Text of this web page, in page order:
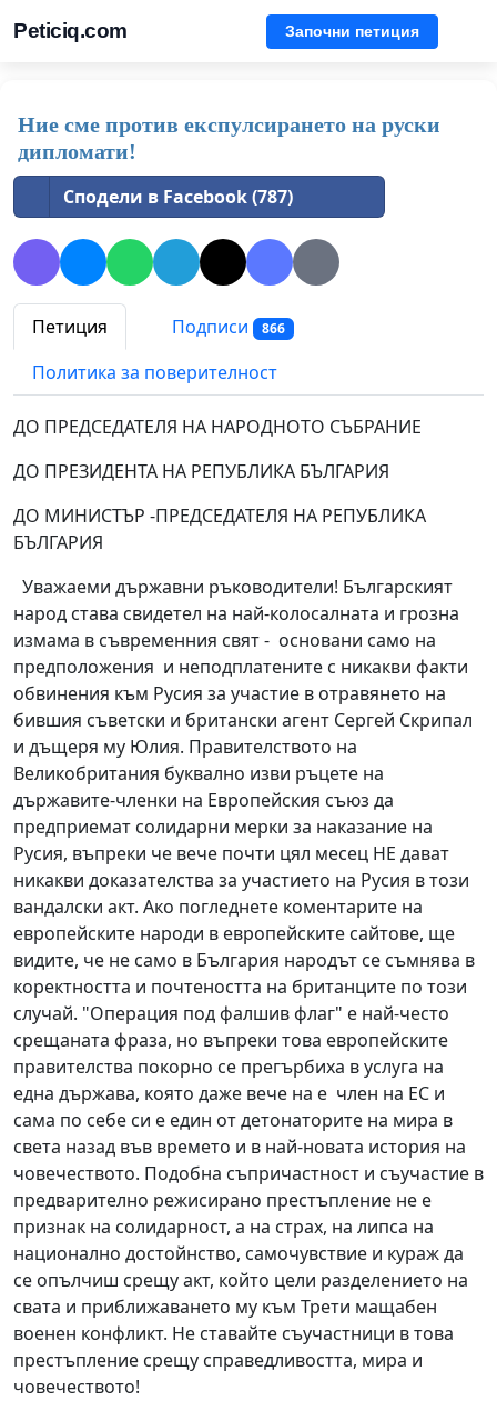
Peticiq.com Започни петиция
Ние сме против експулсирането на руски
дипломати!
Сподели в Facebook (787)
Петиция Подписи 866
Политика за поверителност
ДО ПРЕДСЕДАТЕЛЯ НА НАРОДНОТО СЪБРАНИЕ
ДО ПРЕЗИДЕНТА НА РЕПУБЛИКА БЪЛГАРИЯ
ДО МИНИСТЪР -ПРЕДСЕДАТЕЛЯ НА РЕПУБЛИКА
БЪЛГАРИЯ
Уважаеми държавни ръководители! Българският
народ става свидетел на най-колосалната и грозна
измама в съвременния свят - основани само на
предположения и неподплатените с никакви факти
обвинения към Русия за участие в отравянето на
бившия съветски и британски агент Сергей Скрипал
и дъщеря му Юлия. Правителството на
Великобритания буквално изви ръцете на
държавите-членки на Европейския съюз да
предприемат солидарни мерки за наказание на
Русия, въпреки че вече почти цял месец НЕ дават
никакви доказателства за участието на Русия в този
вандалски акт. Ако погледнете коментарите на
европейските народи в европейските сайтове, ще
видите, че не само в България народът се съмнява в
коректността и почтеността на британците по този
случай. "Операция под фалшив флаг" е най-често
срещаната фраза, но въпреки това европейските
правителства покорно се прегърбиха в услуга на
една държава, която даже вече на е член на ЕС и
сама по себе си е един от детонаторите на мира в
света назад във времето и в най-новата история на
човечеството. Подобна съпричастност и съучастие в
предварително режисирано престъпление не е
признак на солидарност, а на страх, на липса на
национално достойнство, самочувствие и кураж да
се опълчиш срещу акт, който цели разделението на
свата и приближаването му към Трети мащабен
военен конфликт. Не ставайте съучастници в това
престъпление срещу справедливостта, мира и
човечеството!